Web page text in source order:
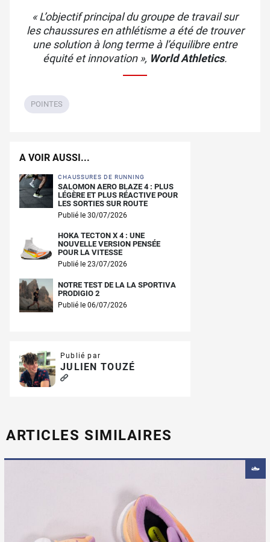
« L’objectif principal du groupe de travail sur
les chaussures en athlétisme a été de trouver
une solution à long terme à l’équilibre entre
équité et innovation », World Athletics.
POINTES
A VOIR AUSSI...
CHAUSSURES DE RUNNING
SALOMON AERO BLAZE 4 : PLUS
LÉGÈRE ET PLUS RÉACTIVE POUR
LES SORTIES SUR ROUTE
Publié le 30/07/2026
HOKA TECTON X 4 : UNE
NOUVELLE VERSION PENSÉE
POUR LA VITESSE
Publié le 23/07/2026
NOTRE TEST DE LA LA SPORTIVA
PRODIGIO 2
Publié le 06/07/2026
Publié par
JULIEN TOUZÉ
ARTICLES SIMILAIRES